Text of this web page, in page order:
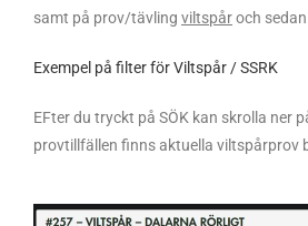
samt på prov/tävling viltspåroch
Exempel på filter för Viltspår / SSRK
EFter du tryckt på SÖK kan skrolla ner
provtillfällen finns aktuella viltspårprov